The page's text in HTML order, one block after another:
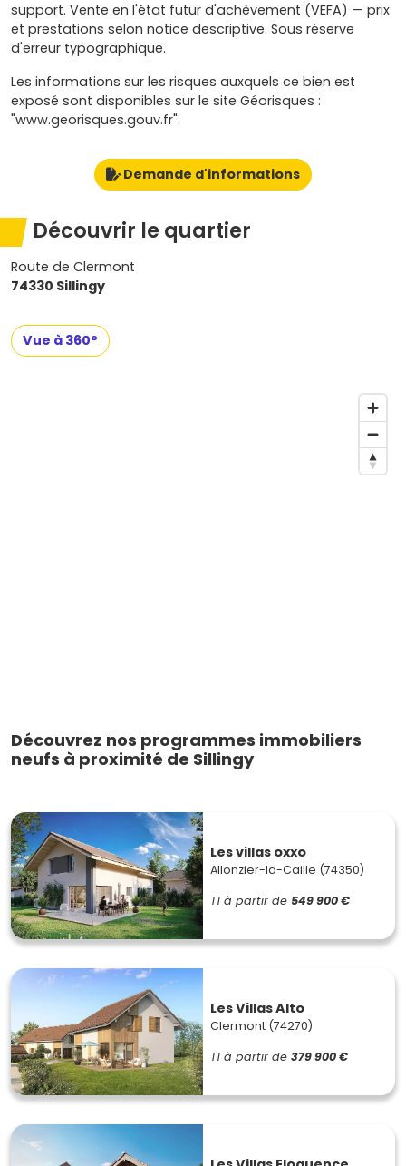
support. Vente en l'état futur d'achèvement (VEFA) — prix
et prestations selon notice descriptive. Sous réserve
d'erreur typographique.
Les informations sur les risques auxquels ce bien est
exposé sont disponibles sur le site Géorisques :
"www.georisques.gouv.fr".
Demande d'informations
Découvrir le quartier
Route de Clermont
74330 Sillingy
Vue à 360°
Découvrez nos programmes immobiliers
neufs à proximité de Sillingy
Les villas oxxo
Allonzier-la-Caille (74350)
T1 à partir de 549 900 €
Les Villas Alto
Clermont (74270)
T1 à partir de 379 900 €